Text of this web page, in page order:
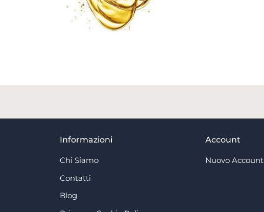
Informazioni
Chi Siamo
Contatti
Blog
Account
Nuovo Account